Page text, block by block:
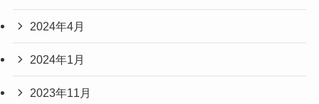
2024年4月
2024年1月
2023年11月